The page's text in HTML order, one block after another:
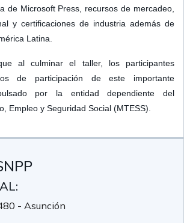
de Microsoft Press, recursos de mercadeo,
y certificaciones de industria además de
Latina.
al culminar el taller, los participantes
de participación de este importante
por la entidad dependiente del
Empleo y Seguridad Social (MTESS).
- Asunción